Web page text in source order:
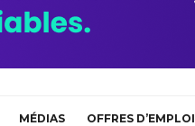
MÉDIAS OFFRES D’EMPLOI